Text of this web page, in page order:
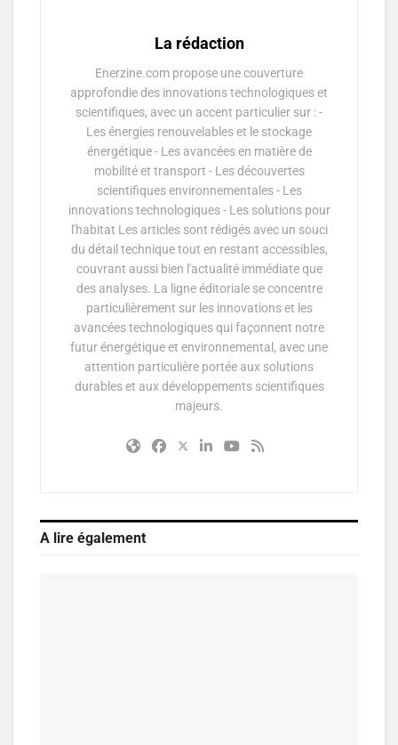
La rédaction
Enerzine.com propose une couverture
approfondie des innovations technologiques et
scientifiques, avec un accent particulier sur : -
Les énergies renouvelables et le stockage
énergétique - Les avancées en matière de
mobilité et transport - Les découvertes
scientifiques environnementales - Les
innovations technologiques - Les solutions pour
l'habitat Les articles sont rédigés avec un souci
du détail technique tout en restant accessibles,
couvrant aussi bien l'actualité immédiate que
des analyses. La ligne éditoriale se concentre
particulièrement sur les innovations et les
avancées technologiques qui façonnent notre
futur énergétique et environnemental, avec une
attention particulière portée aux solutions
durables et aux développements scientifiques
majeurs.
A lire également